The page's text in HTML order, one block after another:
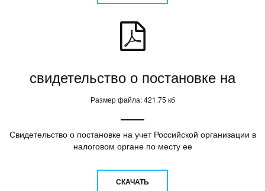
свидетельство о постановке на
Размер файла: 421.75 кб
Свидетельство о постановке на учет Российской организации в
налоговом органе по месту ее
СКАЧАТЬ